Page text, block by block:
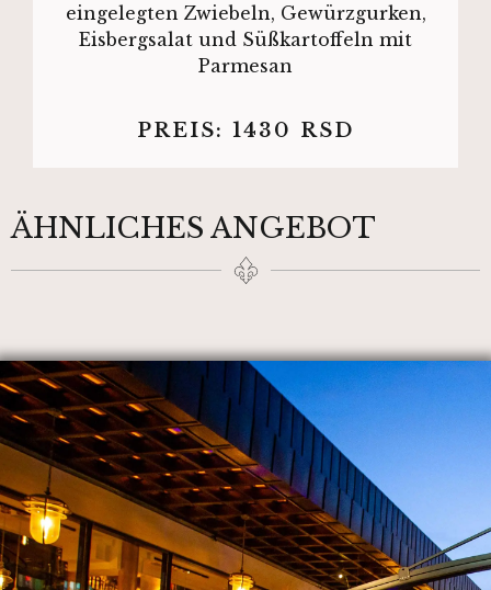
eingelegten Zwiebeln, Gewürzgurken,
Eisbergsalat und Süßkartoffeln mit
Parmesan
PREIS: 1430 RSD
ÄHNLICHES ANGEBOT